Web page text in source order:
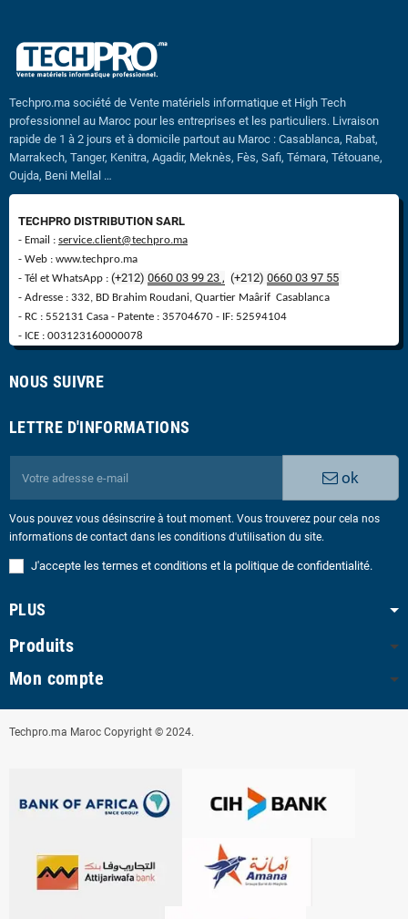
Techpro.ma société de Vente matériels informatique et High Tech
professionnel au Maroc pour les entreprises et les particuliers. Livraison
rapide de 1 à 2 jours et à domicile partout au Maroc : Casablanca, Rabat,
Marrakech, Tanger, Kenitra, Agadir, Meknès, Fès, Safi, Témara, Tétouane,
Oujda, Beni Mellal …
TECHPRO DISTRIBUTION SARL
- Email : service.client@techpro.ma
- Web : www.techpro.ma
- Tél et WhatsApp : (+212) 0660 03 99 23 , (+212) 0660 03 97 55
- Adresse : 332, BD Brahim Roudani, Quartier Maârif Casablanca
- RC : 552131 Casa - Patente : 35704670 - IF: 52594104
- ICE : 003123160000078
NOUS SUIVRE
LETTRE D'INFORMATIONS
ok
Vous pouvez vous désinscrire à tout moment. Vous trouverez pour cela nos
informations de contact dans les conditions d'utilisation du site.
J'accepte les termes et conditions et la politique de confidentialité.
PLUS
Produits
Mon compte
Techpro.ma Maroc Copyright © 2024.